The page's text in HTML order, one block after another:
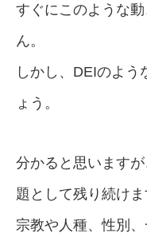
すぐにこのような
ん。
しかし、DEIのよう
ょう。
分かると思います
題として残り続けま
宗教や人種、性別